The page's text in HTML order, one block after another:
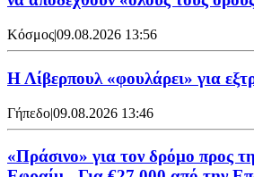
Κόσμος|09.08.2026 13:56
Η Λίβερπουλ «φουλάρει» για
Γήπεδο|09.08.2026 13:46
«Πράσινο» για τον δρόμο προς